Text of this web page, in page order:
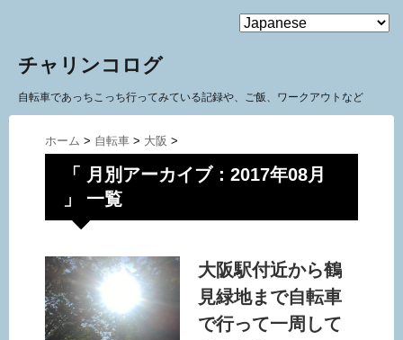
MENU
チャリンコログ
自転車であっちこっち行ってみている記録や、ご飯、ワークアウトなど
ホーム > 自転車 > 大阪 >
「 月別アーカイブ：2017年08月
」 一覧
大阪駅付近から鶴
見緑地まで自転車
で行って一周して